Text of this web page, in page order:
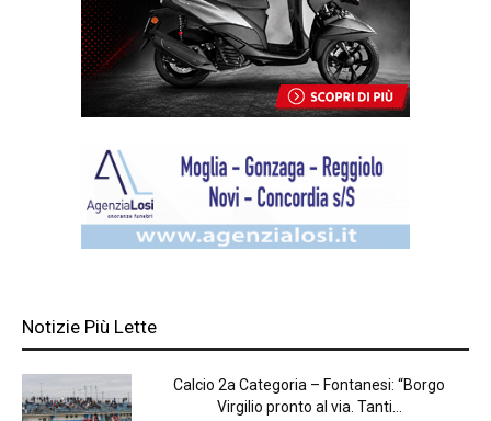
Notizie Più Lette
Calcio 2a Categoria – Fontanesi: “Borgo
Virgilio pronto al via. Tanti...